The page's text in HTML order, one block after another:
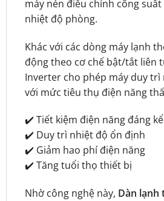
máy nén điều chỉnh công
nhiệt độ phòng.
Khác với các dòng máy lạnh
động theo cơ chế bật/tắt liên
Inverter cho phép máy duy
với mức tiêu thụ điện năng
✔️ Tiết kiệm điện năng đáng kể
✔️ Duy trì nhiệt độ ổn định
✔️ Giảm hao phí điện năng
✔️ Tăng tuổi thọ thiết bị
Nhờ công nghệ này, Dàn